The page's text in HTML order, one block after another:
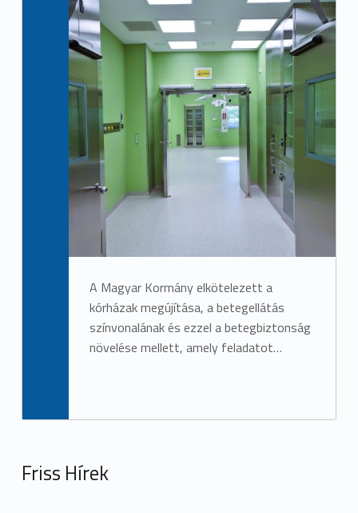
A Magyar Kormány elkötelezett a
kórházak megújítása, a betegellátás
színvonalának és ezzel a betegbiztonság
növelése mellett, amely feladatot…
Friss Hírek